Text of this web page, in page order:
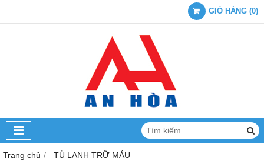
GIỎ HÀNG (0)
Trang chủ
TỦ LẠNH TRỮ MÁU